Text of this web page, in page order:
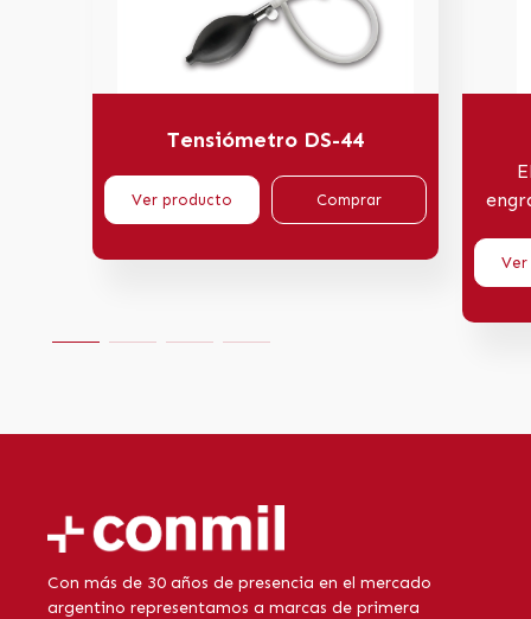
Tensiómetro DS-44
Ver producto Comprar
Con más de 30 años de presencia en el mercado
argentino representamos a marcas de primera